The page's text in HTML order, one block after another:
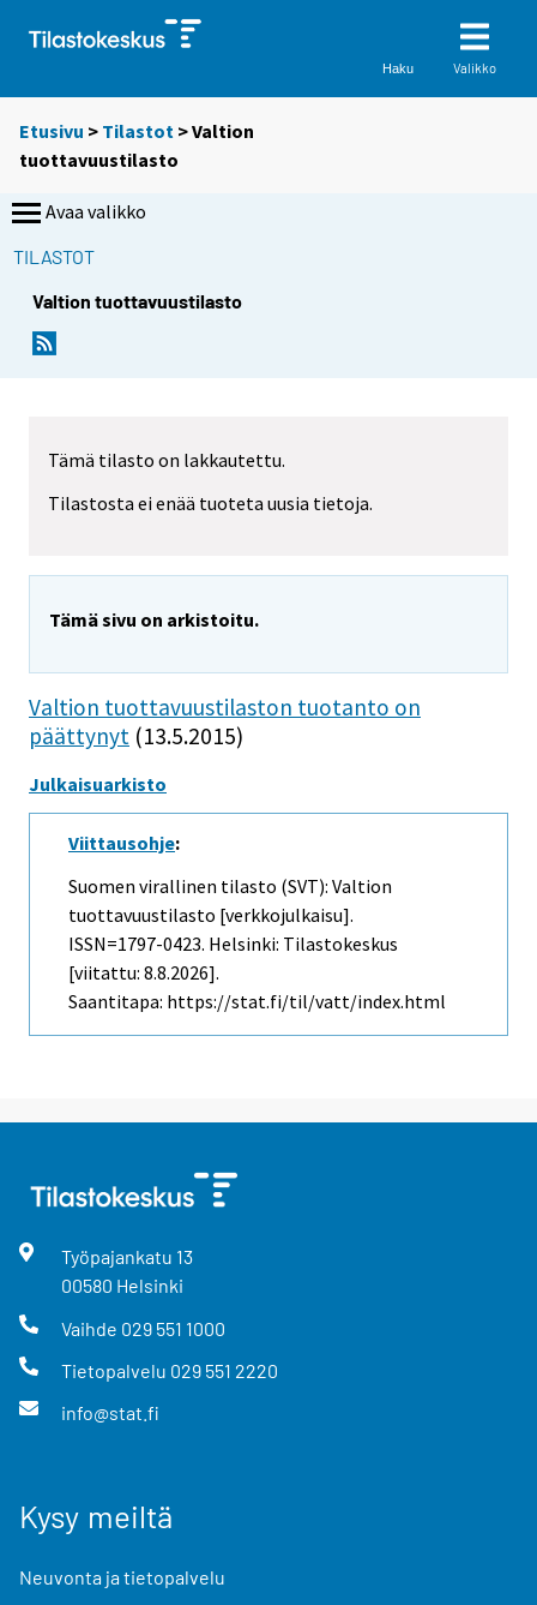
Haku Valikko
Etusivu > Tilastot > Valtion
tuottavuustilasto
Avaa valikko
TILASTOT
Valtion tuottavuustilasto
Tämä tilasto on lakkautettu.
Tilastosta ei enää tuoteta uusia tietoja.
Tämä sivu on arkistoitu.
Valtion tuottavuustilaston tuotanto on
päättynyt (13.5.2015)
Julkaisuarkisto
Viittausohje:
Suomen virallinen tilasto (SVT): Valtion
tuottavuustilasto [verkkojulkaisu].
ISSN=1797-0423. Helsinki: Tilastokeskus
[viitattu: 8.8.2026].
Saantitapa: https://stat.fi/til/vatt/index.html
Työpajankatu 13
00580 Helsinki
Vaihde 029 551 1000
Tietopalvelu 029 551 2220
info@stat.fi
Kysy meiltä
Neuvonta ja tietopalvelu